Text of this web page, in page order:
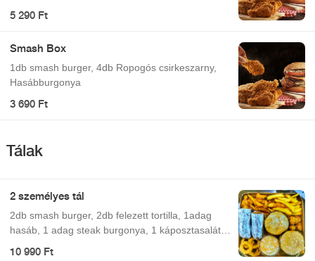
5 290 Ft
Smash Box
1db smash burger, 4db Ropogós csirkeszarny,
Hasábburgonya
3 690 Ft
Tálak
2 személyes tál
2db smash burger, 2db felezett tortilla, 1adag
hasáb, 1 adag steak burgonya, 1 káposztasaláta,
10 990 Ft